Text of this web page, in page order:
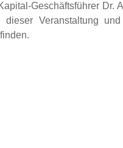
Geschäftsführer Dr.
dieser Veranstaltung